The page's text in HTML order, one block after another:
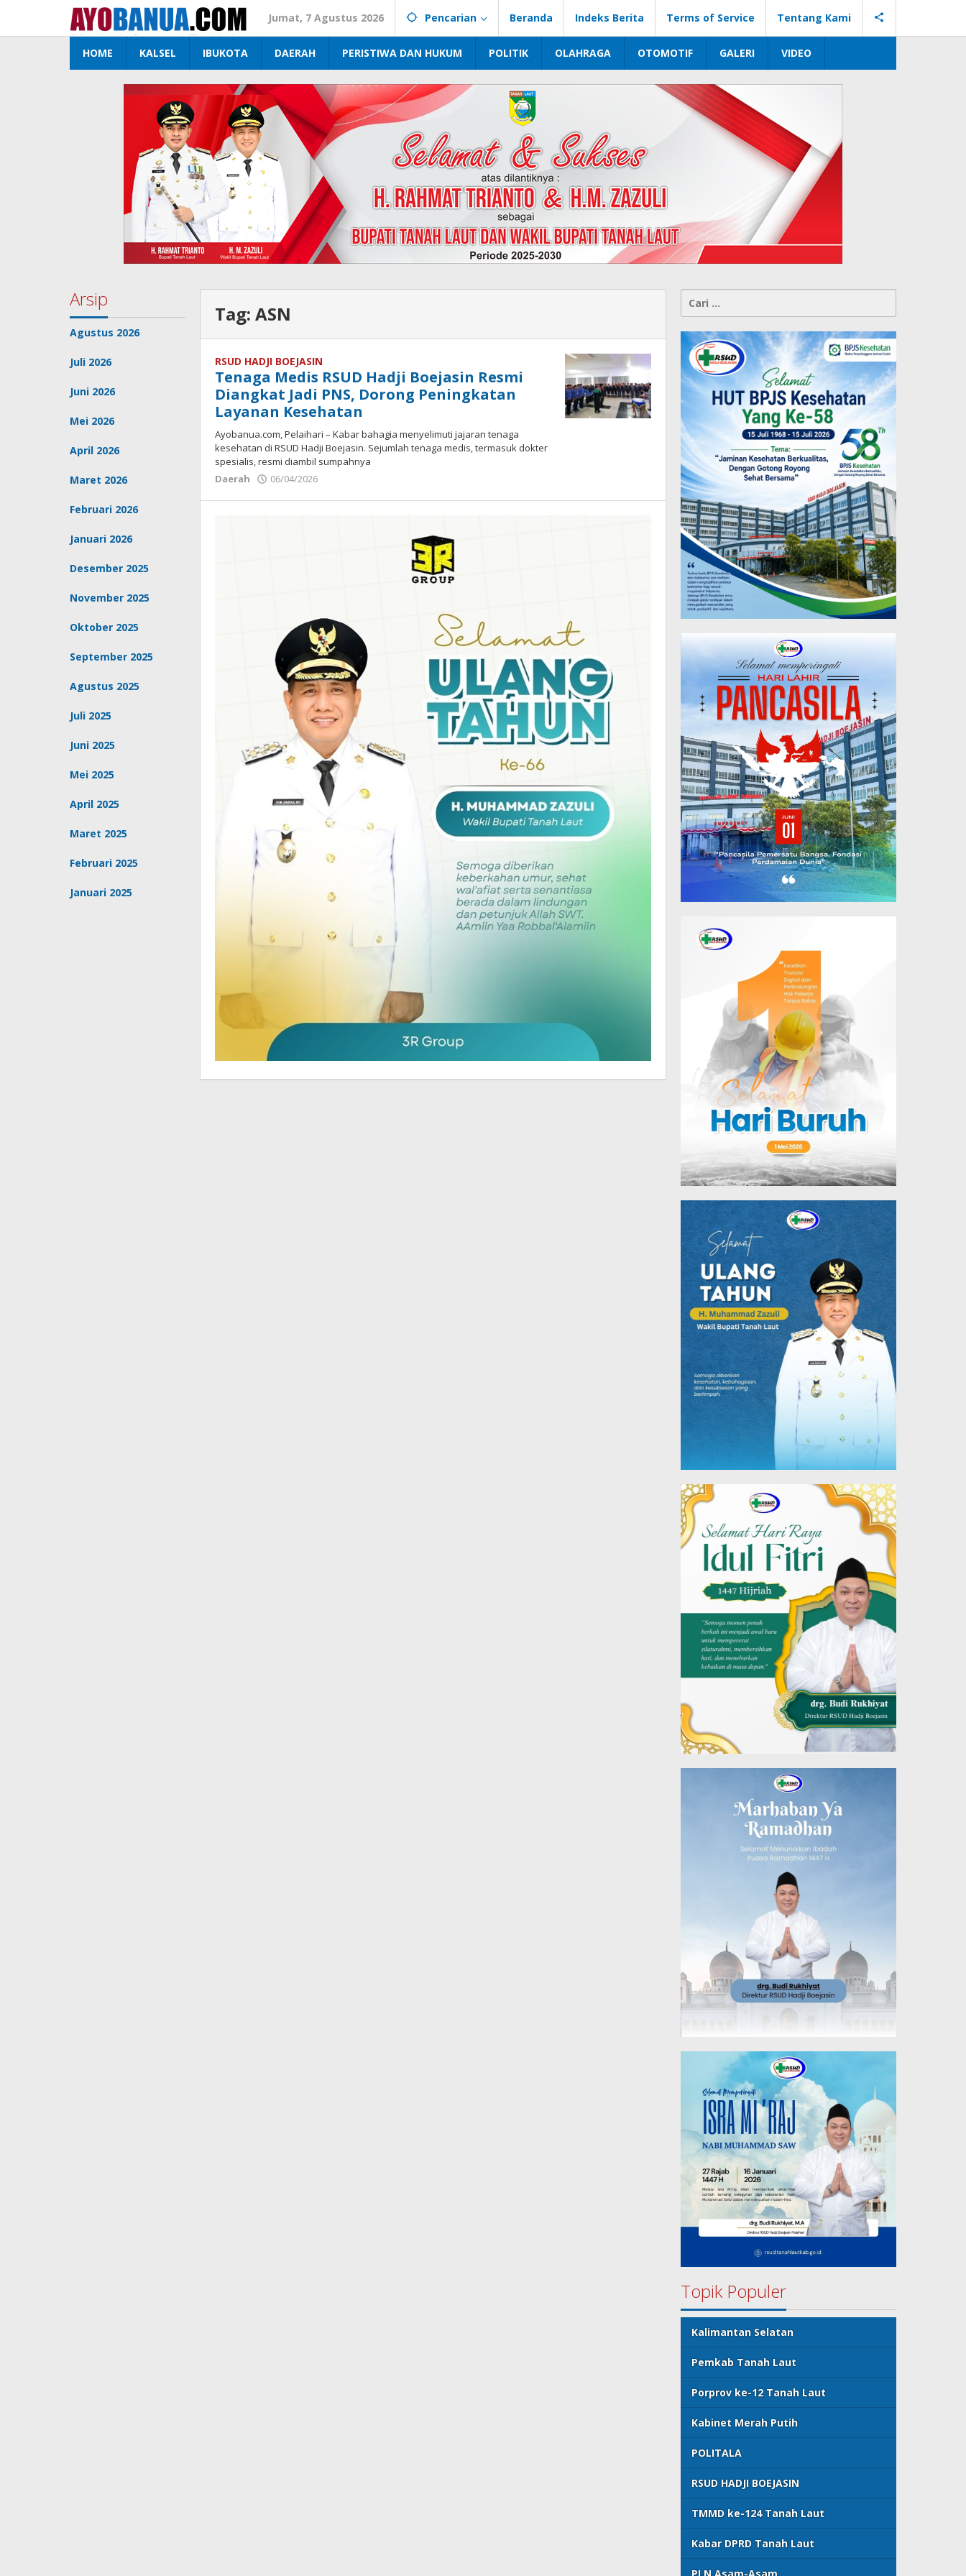
konten
Jumat, 7 Agustus 2026 Pencarian Beranda Indeks Berita Terms of Service Tentang Kami
HOME KALSEL IBUKOTA DAERAH PERISTIWA DAN HUKUM POLITIK OLAHRAGA OTOMOTIF GALERI VIDEO
Arsip
Agustus 2026
Juli 2026
Juni 2026
Mei 2026
April 2026
Maret 2026
Februari 2026
Januari 2026
Desember 2025
November 2025
Oktober 2025
September 2025
Agustus 2025
Juli 2025
Juni 2025
Mei 2025
April 2025
Maret 2025
Februari 2025
Januari 2025
Tag:ASN
RSUD HADJI BOEJASIN
Tenaga Medis RSUD Hadji Boejasin Resmi
Diangkat Jadi PNS, Dorong Peningkatan
Layanan Kesehatan
Ayobanua.com, Pelaihari – Kabar bahagia menyelimuti jajaran tenaga
kesehatan di RSUD Hadji Boejasin. Sejumlah tenaga medis, termasuk dokter
spesialis, resmi diambil sumpahnya
Daerah
06/04/2026
Cari
untuk:
Topik Populer
Kalimantan Selatan
Pemkab Tanah Laut
Porprov ke-12 Tanah Laut
Kabinet Merah Putih
POLITALA
RSUD HADJI BOEJASIN
TMMD ke-124 Tanah Laut
Kabar DPRD Tanah Laut